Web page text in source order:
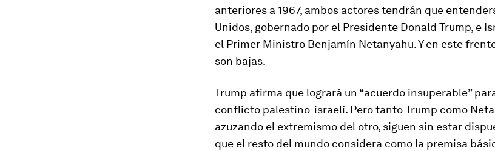
anteriores a 1967, ambos actores tendrán que
Unidos, gobernado por el Presidente Donald Trump, e
el Primer Ministro Benjamín Netanyahu. Y en este
son bajas.
Trump afirma que logrará un “acuerdo insuperable”
conflicto palestino-israelí. Pero tanto Trump como
azuzando el extremismo del otro, siguen sin estar
que el resto del mundo considera como la premisa